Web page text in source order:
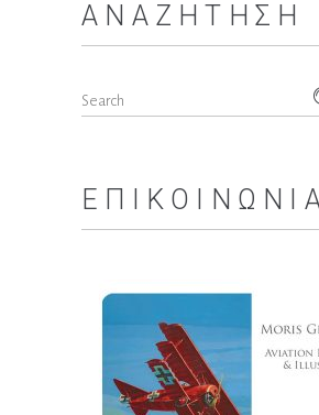
ΑΝΑΖΉΤΗΣΗ
Search